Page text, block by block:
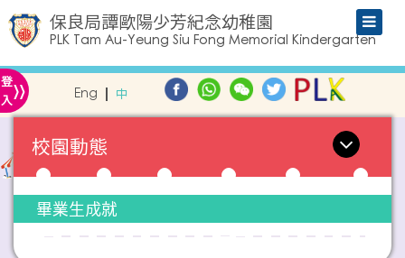
保良局譚歐陽少芳紀念幼稚園
PLK Tam Au-Yeung Siu Fong Memorial Kindergarten
登
入» Eng 中
校園動態
畢業生成就